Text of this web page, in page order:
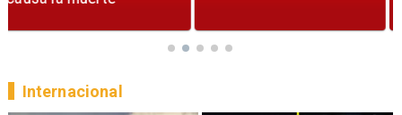
Internacional